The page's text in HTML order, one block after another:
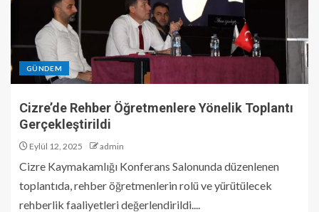
GÜNDEM
Cizre’de Rehber Öğretmenlere Yönelik Toplantı
Gerçekleştirildi
Eylül 12, 2025 admin
Cizre Kaymakamlığı Konferans Salonunda düzenlenen
toplantıda, rehber öğretmenlerin rolü ve yürütülecek
rehberlik faaliyetleri değerlendirildi....